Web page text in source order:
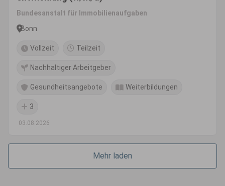
Bundesanstalt für Immobilienaufgaben
Bonn
Vollzeit Teilzeit
Nachhaltiger Arbeitgeber
Gesundheitsangebote Weiterbildungen
3
03.08.2026
Mehr laden